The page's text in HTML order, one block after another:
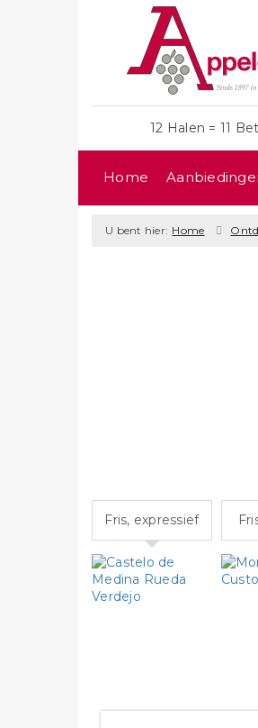
12 Halen = 11
Home
U bent hier: Home
Fris, expressief